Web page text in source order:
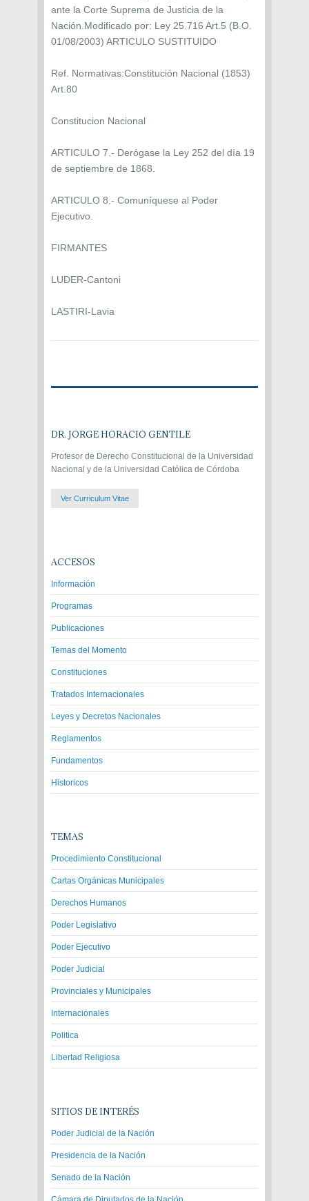
ante la Corte Suprema de Justicia de la
Nación.Modificado por: Ley 25.716 Art.5 (B.O.
01/08/2003) ARTICULO SUSTITUIDO
Ref. Normativas:Constitución Nacional (1853)
Art.80
Constitucion Nacional
ARTICULO 7.- Derógase la Ley 252 del día 19
de septiembre de 1868.
ARTICULO 8.- Comuníquese al Poder
Ejecutivo.
FIRMANTES
LUDER-Cantoni
LASTIRI-Lavia
DR. JORGE HORACIO GENTILE
Profesor de Derecho Constitucional de la Universidad
Nacional y de la Universidad Católica de Córdoba
Ver Curriculum Vitae
ACCESOS
Información
Programas
Publicaciones
Temas del Momento
Constituciones
Tratados Internacionales
Leyes y Decretos Nacionales
Reglamentos
Fundamentos
Historicos
TEMAS
Procedimiento Constitucional
Cartas Orgánicas Municipales
Derechos Humanos
Poder Legislativo
Poder Ejecutivo
Poder Judicial
Provinciales y Municipales
Internacionales
Politica
Libertad Religiosa
SITIOS DE INTERÉS
Poder Judicial de la Nación
Presidencia de la Nación
Senado de la Nación